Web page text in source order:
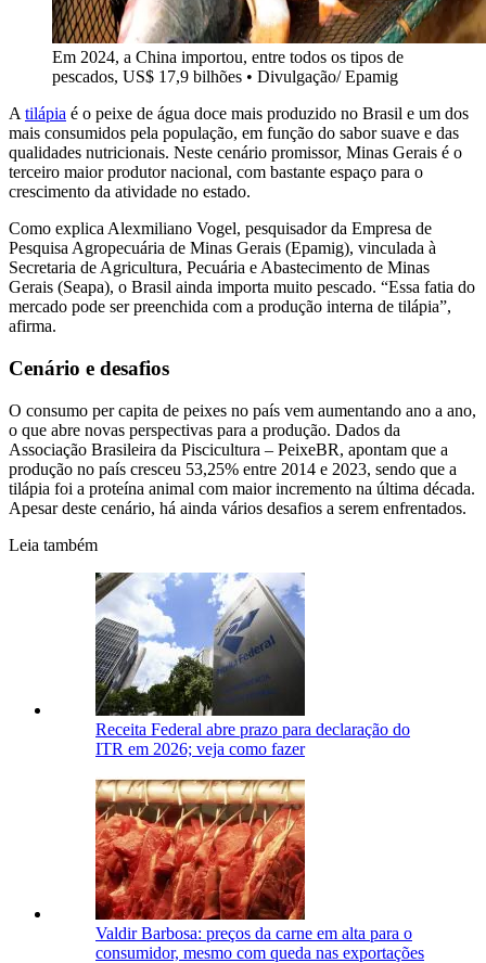
Em 2024, a China importou, entre todos os tipos de
pescados, US$ 17,9 bilhões • Divulgação/ Epamig
A tilápia é o peixe de água doce mais produzido no Brasil e um dos
mais consumidos pela população, em função do sabor suave e das
qualidades nutricionais. Neste cenário promissor, Minas Gerais é o
terceiro maior produtor nacional, com bastante espaço para o
crescimento da atividade no estado.
Como explica Alexmiliano Vogel, pesquisador da Empresa de
Pesquisa Agropecuária de Minas Gerais (Epamig), vinculada à
Secretaria de Agricultura, Pecuária e Abastecimento de Minas
Gerais (Seapa), o Brasil ainda importa muito pescado. “Essa fatia do
mercado pode ser preenchida com a produção interna de tilápia”,
afirma.
Cenário e desafios
O consumo per capita de peixes no país vem aumentando ano a ano,
o que abre novas perspectivas para a produção. Dados da
Associação Brasileira da Piscicultura – PeixeBR, apontam que a
produção no país cresceu 53,25% entre 2014 e 2023, sendo que a
tilápia foi a proteína animal com maior incremento na última década.
Apesar deste cenário, há ainda vários desafios a serem enfrentados.
Leia também
Receita Federal abre prazo para declaração do
ITR em 2026; veja como fazer
Valdir Barbosa: preços da carne em alta para o
consumidor, mesmo com queda nas exportações